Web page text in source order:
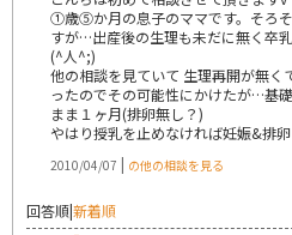
①歳⑤か月の息子のママです。そろ
すが…出産後の生理も未だに無く卒
(^人^;)
他の相談を見ていて 生理再開が無く
ったのでその可能性にかけたが…基
まま１ヶ月(排卵無し？)
やはり授乳を止めなければ妊娠&排卵
2010/04/07 | の他の相談を見る
回答順|新着順